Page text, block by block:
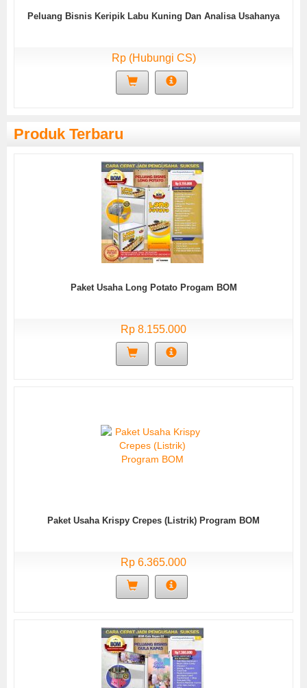
Peluang Bisnis Keripik Labu Kuning Dan Analisa Usahanya
Rp (Hubungi CS)
Produk Terbaru
Paket Usaha Long Potato Progam BOM
Rp 8.155.000
Paket Usaha Krispy Crepes (Listrik) Program BOM
Rp 6.365.000